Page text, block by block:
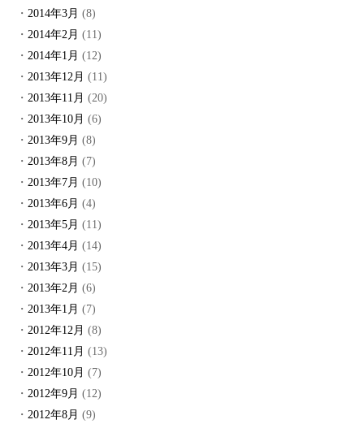
2014年3月 (8)
2014年2月 (11)
2014年1月 (12)
2013年12月 (11)
2013年11月 (20)
2013年10月 (6)
2013年9月 (8)
2013年8月 (7)
2013年7月 (10)
2013年6月 (4)
2013年5月 (11)
2013年4月 (14)
2013年3月 (15)
2013年2月 (6)
2013年1月 (7)
2012年12月 (8)
2012年11月 (13)
2012年10月 (7)
2012年9月 (12)
2012年8月 (9)